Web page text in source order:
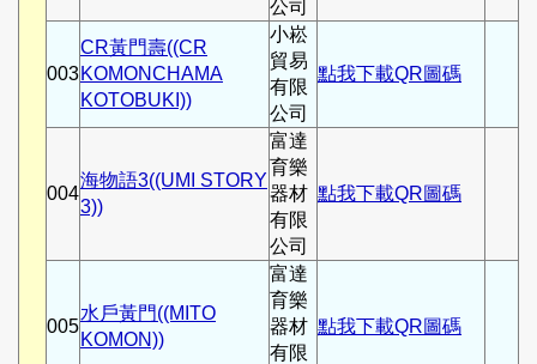
公司
003
CR黃門壽((CR
KOMONCHAMA
KOTOBUKI))
小崧
貿易
有限
公司
點我下載QR圖碼
004
海物語3((UMI STORY
3))
富達
育樂
器材
有限
公司
點我下載QR圖碼
005
水戶黃門((MITO
KOMON))
富達
育樂
器材
有限
點我下載QR圖碼